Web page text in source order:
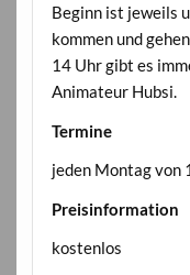
Beginn ist jeweils
kommen und
14 Uhr gibt es
Animateur Hubsi.
Termine
jeden Montag von
Preisinformation
kostenlos